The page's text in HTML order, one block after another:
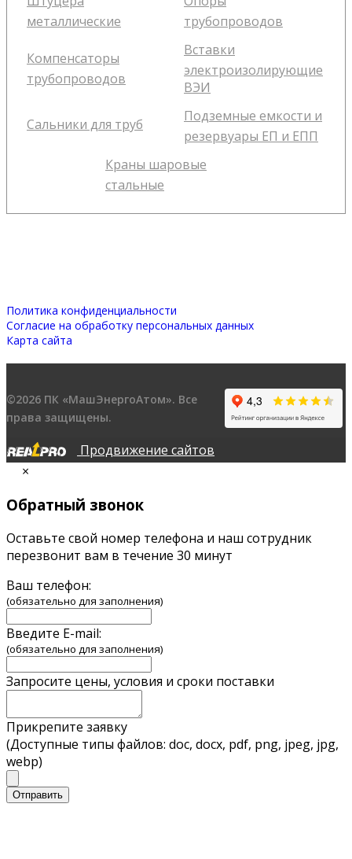
металлические
трубопроводов
Компенсаторы
трубопроводов
Вставки
электроизолирующие
ВЭИ
Сальники для труб
Подземные емкости и
резервуары ЕП и ЕПП
Краны шаровые
стальные
Политика конфиденциальности
Согласие на обработку персональных данных
Карта сайта
©2026 ПК «МашЭнергоАтом». Все
права защищены.
Продвижение сайтов
×
Обратный звонок
Оставьте свой номер телефона и наш сотрудник
перезвонит вам в течение 30 минут
Ваш телефон:
(обязательно для заполнения)
Введите E-mail:
(обязательно для заполнения)
Запросите цены, условия и сроки поставки
Прикрепите заявку
(Доступные типы файлов: doc, docx, pdf, png, jpeg, jpg,
webp)